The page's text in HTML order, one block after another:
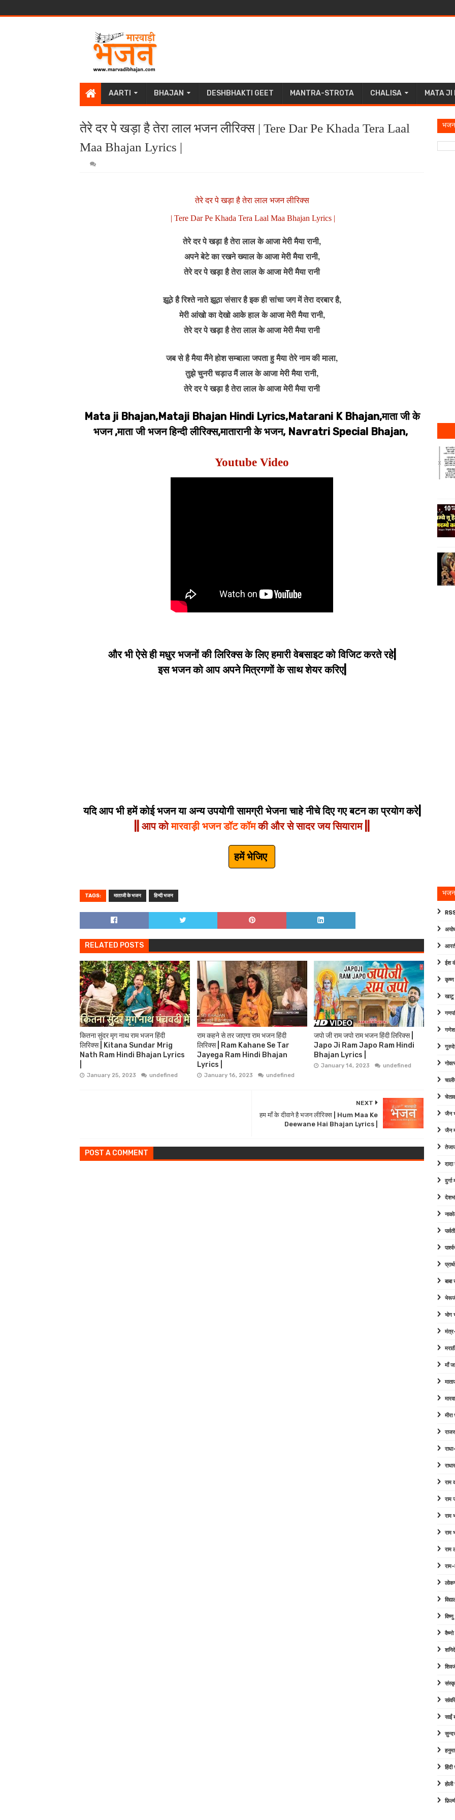
AARTI BHAJAN DESHBHAKTI GEET MANTRA-STROTA CHALISA MATA JI
तेरे दर पे खड़ा है तेरा लाल भजन लीरिक्स | Tere Dar Pe Khada Tera Laal
Maa Bhajan Lyrics |
तेरे दर पे खड़ा है तेरा लाल भजन लीरिक्स
| Tere Dar Pe Khada Tera Laal Maa Bhajan Lyrics |
तेरे दर पे खड़ा है तेरा लाल के आजा मेरी मैया रानी,
अपने बेटे का रखने ख्याल के आजा मेरी मैया रानी,
तेरे दर पे खड़ा है तेरा लाल के आजा मेरी मैया रानी
झूठे है रिश्ते नाते झूठा संसार है इक ही सांचा जग में तेरा दरबार है,
मेरी आंखो का देखो आके हाल के आजा मेरी मैया रानी,
तेरे दर पे खड़ा है तेरा लाल के आजा मेरी मैया रानी
जब से है मैया मैंने होश सम्बाला जपता हु मैया तेरे नाम की माला,
तुझे चुनरी चड़ाउ मैं लाल के आजा मेरी मैया रानी,
तेरे दर पे खड़ा है तेरा लाल के आजा मेरी मैया रानी
Mata ji Bhajan,Mataji Bhajan Hindi Lyrics,Matarani K Bhajan,माता जी के
भजन ,माता जी भजन हिन्दी लीरिक्स,मातारानी के भजन, Navratri Special Bhajan,
Youtube Video
और भी ऐसे ही मधुर भजनों की लिरिक्स के लिए हमारी वेबसाइट को विजिट करते रहे|
इस भजन को आप अपने मित्रगणों के साथ शेयर करिए|
यदि आप भी हमें कोई भजन या अन्य उपयोगी सामग्री भेजना चाहे नीचे दिए गए बटन का प्रयोग करे|
|| आप कोमारवाड़ी भजन डॉट कॉमकी और से सादर जय सियाराम ||
हमें भेजिए
TAGS: माताजी के भजन हिन्दी भजन
RELATED POSTS
कितना सुंदर मृग नाथ राम भजन हिंदी
लिरिक्स | Kitana Sundar Mrig
Nath Ram Hindi Bhajan Lyrics
January 25, 2023 undefined
राम कहने से तर जाएगा राम भजन हिंदी
लिरिक्स | Ram Kahane Se Tar
Jayega Ram Hindi Bhajan
Lyrics |
January 16, 2023 undefined
जपो जी राम जपो राम भजन हिंदी लिरिक्स |
Japo Ji Ram Japo Ram Hindi
Bhajan Lyrics |
January 14, 2023 undefined
NEXT
हम माँ के दीवाने है भजन लीरिक्स | Hum Maa Ke
Deewane Hai Bhajan Lyrics |
POST A COMMENT
ईश
खाटू
जैन
जैन
भोग
माँ
राम
राम
राम
राम
राम
साईं